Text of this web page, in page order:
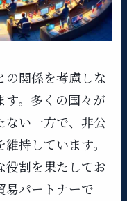
の関係を考慮しな
す。多くの国々が
ない一方で、非公
持しています。
役割を果たしてお
易パートナーで